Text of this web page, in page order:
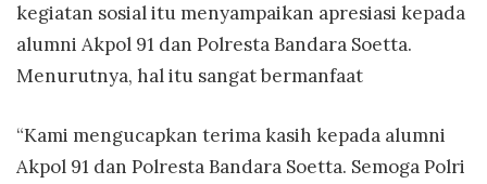
kegiatan sosial itu menyampaikan apresiasi kepada
alumni Akpol 91 dan Polresta Bandara Soetta.
Menurutnya, hal itu sangat bermanfaat
“Kami mengucapkan terima kasih kepada alumni
Akpol 91 dan Polresta Bandara Soetta. Semoga Polri